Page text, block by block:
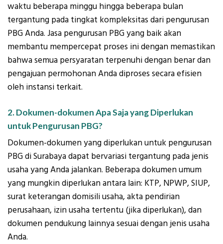
waktu beberapa minggu hingga beberapa bulan
tergantung pada tingkat kompleksitas dari pengurusan
PBG Anda. Jasa pengurusan PBG yang baik akan
membantu mempercepat proses ini dengan memastikan
bahwa semua persyaratan terpenuhi dengan benar dan
pengajuan permohonan Anda diproses secara efisien
oleh instansi terkait.
2. Dokumen-dokumen Apa Saja yang Diperlukan
untuk Pengurusan PBG?
Dokumen-dokumen yang diperlukan untuk pengurusan
PBG di Surabaya dapat bervariasi tergantung pada jenis
usaha yang Anda jalankan. Beberapa dokumen umum
yang mungkin diperlukan antara lain: KTP, NPWP, SIUP,
surat keterangan domisili usaha, akta pendirian
perusahaan, izin usaha tertentu (jika diperlukan), dan
dokumen pendukung lainnya sesuai dengan jenis usaha
Anda.